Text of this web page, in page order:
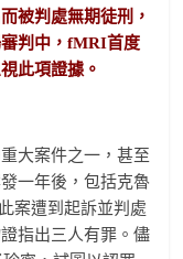
被判處無期徒刑，
判中，fMRI首度
此項證據。
大案件之一，甚至
一年後，包括克魯
案遭到起訴並判處
指出三人有罪。儘